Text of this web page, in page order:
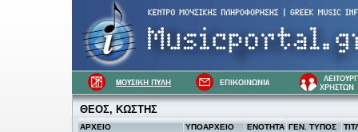
ΘΕΟΣ, ΚΩΣΤΗΣ
ΑΡΧΕΙΟ ΥΠΟΑΡΧΕΙΟ ΕΝΟΤΗΤΑ ΓΕΝ. ΤΥΠΟΣ